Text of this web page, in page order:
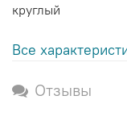
круглый
Все
Отзывы